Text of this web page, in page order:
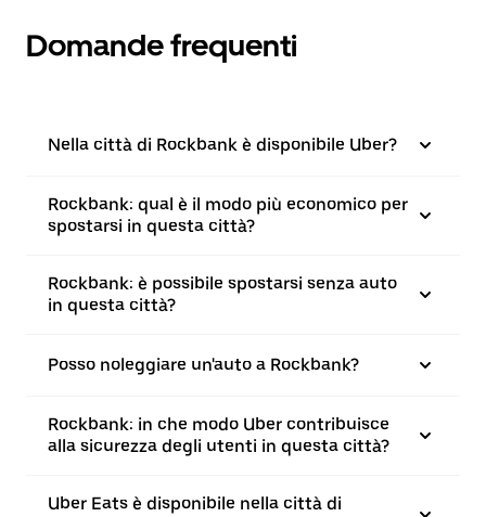
Domande frequenti
Nella città di Rockbank è disponibile Uber?
Rockbank: qual è il modo più economico per
spostarsi in questa città?
Rockbank: è possibile spostarsi senza auto
in questa città?
Posso noleggiare un'auto a Rockbank?
Rockbank: in che modo Uber contribuisce
alla sicurezza degli utenti in questa città?
Uber Eats è disponibile nella città di